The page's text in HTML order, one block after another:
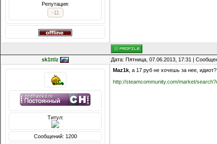
Репутация:
-11
sk1ttlz Дата: Пятница, 07.06.2013, 17:31 |
Титул:
Сообщений: 1200
Maz1k , а 17 руб не хочешь за нее, идиот?
http://steamcommunity.com/market/